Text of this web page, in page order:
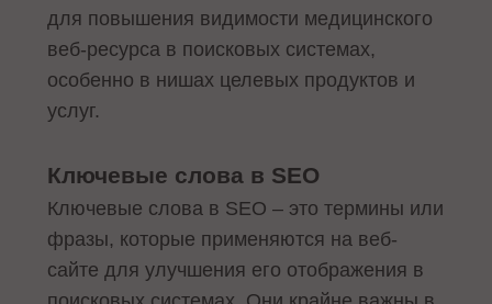
для повышения видимости медицинского
веб-ресурса в поисковых системах,
особенно в нишах целевых продуктов и
услуг.
Ключевые слова в SEO
Ключевые слова в SEO – это термины или
фразы, которые применяются на веб-
сайте для улучшения его отображения в